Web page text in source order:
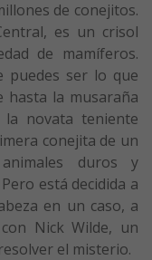
de conejitos.
es un crisol
de mamíferos.
ser lo que
hasta la musaraña
la novata teniente
conejita de un
duros y
está decidida a
en un caso, a
Nick Wilde, un
el misterio.